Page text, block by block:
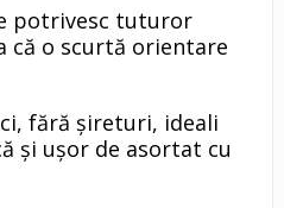
potrivesc tuturor
că o scurtă orientare
fără șireturi, ideali
și ușor de asortat cu